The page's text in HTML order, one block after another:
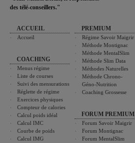
des télé-conseillers."
ACCUEIL
Accueil
COACHING
Menus régime
Liste de courses
Suivi des mensurations
Réglette de régime
Exercices physiques
Compteur de calories
Calcul poids idéal
Calcul IMC
Courbe de poids
Calcul IMG
PREMIUM
Régime Savoir Maigrir
Méthode Montignac
Méthode MentalSlim
Méthode Slim Data
Méthodes Naturelles
Méthode Chrono-
Géno-Nutrition
Coaching Grossesse
FORUM PREMIUM
Forum Savoir Maigrir
Forum Montignac
Forum MentalSlim